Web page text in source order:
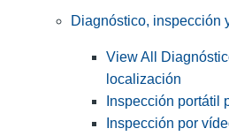
Diagnóstico, inspección
View All
localización
Inspección portátil
Inspección por